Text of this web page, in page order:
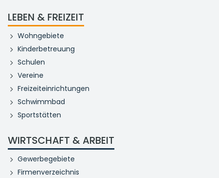
LEBEN & FREIZEIT
Wohngebiete
Kinderbetreuung
Schulen
Vereine
Freizeiteinrichtungen
Schwimmbad
Sportstätten
WIRTSCHAFT & ARBEIT
Gewerbegebiete
Firmenverzeichnis